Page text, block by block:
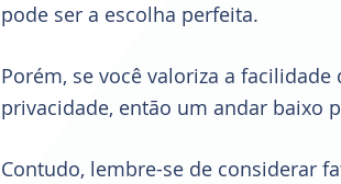
pode ser a escolha perfeita.
Porém, se você valoriza a
privacidade, então um andar baixo
Contudo, lembre-se de considerar